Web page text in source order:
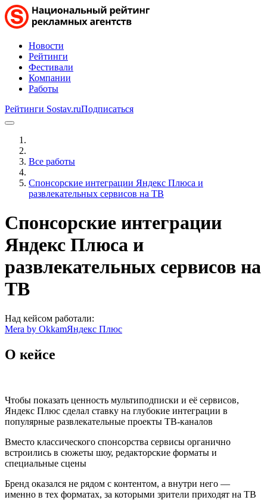
Новости
Рейтинги
Фестивали
Компании
Работы
Рейтинги Sostav.ruПодписаться
Все работы
Спонсорские интеграции Яндекс Плюса и
развлекательных сервисов на ТВ
Спонсорские интеграции
Яндекс Плюса и
развлекательных сервисов на
ТВ
Над кейсом работали:
Mera by OkkamЯндекс Плюс
О кейсе
Чтобы показать ценность мультиподписки и её сервисов,
Яндекс Плюс сделал ставку на глубокие интеграции в
популярные развлекательные проекты ТВ-каналов
Вместо классического спонсорства сервисы органично
встроились в сюжеты шоу, редакторские форматы и
специальные сцены
Бренд оказался не рядом с контентом, а внутри него —
именно в тех форматах, за которыми зрители приходят на ТВ